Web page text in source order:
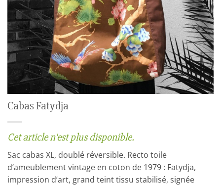
Cabas Fatydja
Cet article n'est plus disponible.
Sac cabas XL, doublé réversible. Recto toile
d’ameublement vintage en coton de 1979 : Fatydja,
impression d’art, grand teint tissu stabilisé, signée